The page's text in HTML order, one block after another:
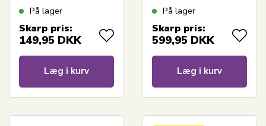
På lager
Skarp pris:
149,95 DKK
Læg i kurv
med 5 rum
På lager
Skarp pris:
599,95 DKK
Læg i kurv